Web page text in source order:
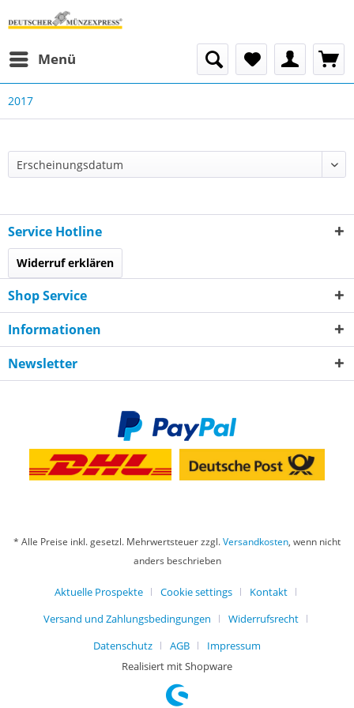
Menü
2017
Service Hotline
Widerruf erklären
Shop Service
Informationen
Newsletter
* Alle Preise inkl. gesetzl. Mehrwertsteuer zzgl.Versandkosten, wenn nicht
anders beschrieben
Aktuelle Prospekte Cookie settings
Kontakt
Versand und Zahlungsbedingungen
Widerrufsrecht
Datenschutz
AGB
Impressum
Realisiert mit Shopware